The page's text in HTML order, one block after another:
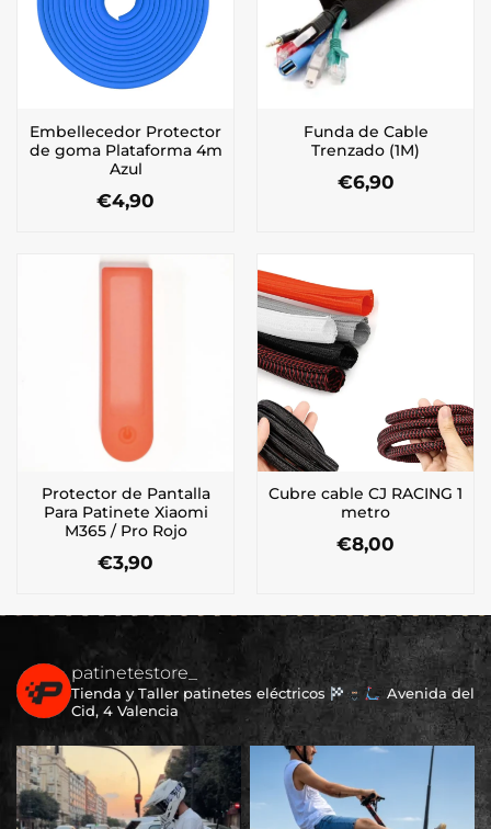
Embellecedor Protector
de goma Plataforma 4m
Azul
€4,90
Funda de Cable
Trenzado (1M)
€6,90
Protector de Pantalla
Para Patinete Xiaomi
M365 / Pro Rojo
€3,90
Cubre cable CJ RACING 1
metro
€8,00
múltiples
variantes.
Las
opciones
se
pueden
en
la
patinetestore_
Tienda y Taller patinetes eléctricos
Avenida del
Cid, 4 Valencia